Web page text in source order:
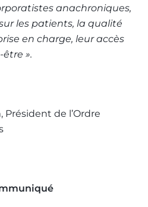
anachroniques,
les patients, la qualité
en charge, leur accès
».
de l’Ordre